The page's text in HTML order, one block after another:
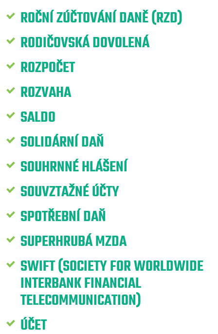
ROČNÍ ZÚČTOVÁNÍ DANĚ (RZD)
RODIČOVSKÁ DOVOLENÁ
ROZPOČET
ROZVAHA
SALDO
SOLIDÁRNÍ DAŇ
SOUHRNNÉ HLÁŠENÍ
SOUVZTAŽNÉ ÚČTY
SPOTŘEBNÍ DAŇ
SUPERHRUBÁ MZDA
SWIFT (SOCIETY FOR WORLDWIDE
INTERBANK FINANCIAL
TELECOMMUNICATION)
ÚČET